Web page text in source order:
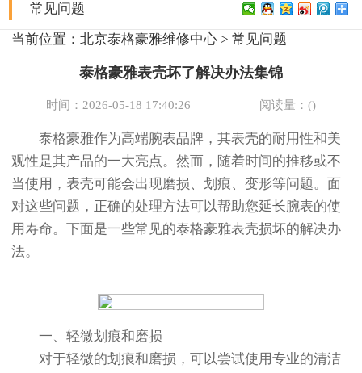
北京市朝阳区建国门外大街甲6号华熙国际中心写字楼D座11层1102室（需提前预约）
节假日正常营业！
常见问题
当前位置： 北京泰格豪雅维修中心 > 常见问题
泰格豪雅表壳坏了解决办法集锦
时间：2026-05-18 17:40:26 阅读量：()
泰格豪雅作为高端腕表品牌，其表壳的耐用性和美
观性是其产品的一大亮点。然而，随着时间的推移或不
当使用，表壳可能会出现磨损、划痕、变形等问题。面
对这些问题，正确的处理方法可以帮助您延长腕表的使
用寿命。下面是一些常见的泰格豪雅表壳损坏的解决办
法。
一、轻微划痕和磨损
对于轻微的划痕和磨损，可以尝试使用专业的清洁